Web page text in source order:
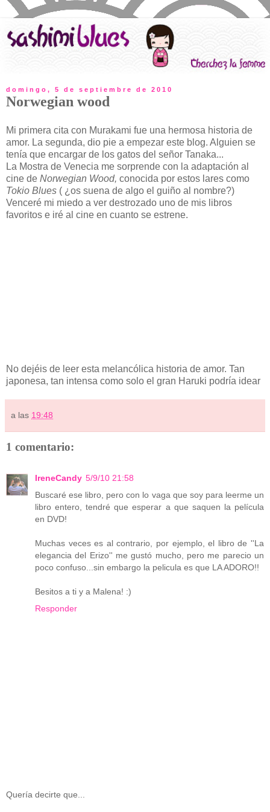
domingo, 5 de septiembre de 2010
Norwegian wood
Mi primera cita con Murakami fue una hermosa historia de
amor. La segunda, dio pie a empezar este blog. Alguien se
tenía que encargar de los gatos del señor Tanaka...
La Mostra de Venecia me sorprende con la adaptación al
cine de Norwegian Wood, conocida por estos lares como
Tokio Blues ( ¿os suena de algo el guiño al nombre?)
Venceré mi miedo a ver destrozado uno de mis libros
favoritos e iré al cine en cuanto se estrene.
No dejéis de leer esta melancólica historia de amor. Tan
japonesa, tan intensa como solo el gran Haruki podría idear
a las 19:48
1 comentario:
IreneCandy 5/9/10 21:58
Buscaré ese libro, pero con lo vaga que soy para leerme un
libro entero, tendré que esperar a que saquen la película
en DVD!
Muchas veces es al contrario, por ejemplo, el libro de ''La
elegancia del Erizo'' me gustó mucho, pero me parecio un
poco confuso...sin embargo la pelicula es que LA ADORO!!
Besitos a ti y a Malena! :)
Responder
Quería decirte que...